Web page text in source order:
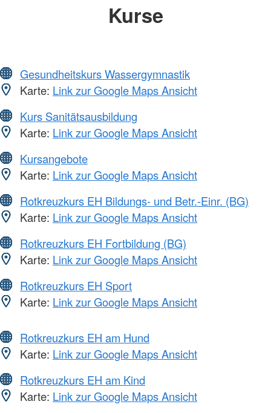
Kurse
Gesundheitskurs Wassergymnastik
Karte: Link zur Google Maps Ansicht
Kurs Sanitätsausbildung
Karte: Link zur Google Maps Ansicht
Kursangebote
Karte: Link zur Google Maps Ansicht
Rotkreuzkurs EH Bildungs- und Betr.-Einr. (BG)
Karte: Link zur Google Maps Ansicht
Rotkreuzkurs EH Fortbildung (BG)
Karte: Link zur Google Maps Ansicht
Rotkreuzkurs EH Sport
Karte: Link zur Google Maps Ansicht
Rotkreuzkurs EH am Hund
Karte: Link zur Google Maps Ansicht
Rotkreuzkurs EH am Kind
Karte: Link zur Google Maps Ansicht